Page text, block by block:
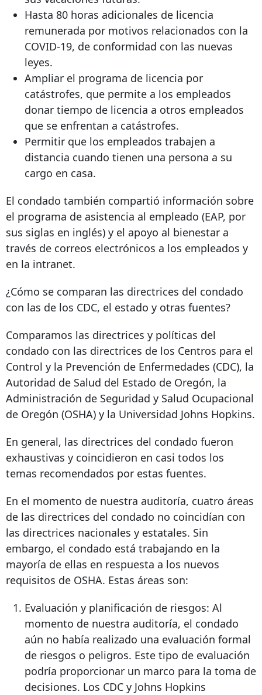
Hasta 80 horas adicionales de licencia
remunerada por motivos relacionados con la
COVID-19, de conformidad con las nuevas
leyes.
Ampliar el programa de licencia por
catástrofes, que permite a los empleados
donar tiempo de licencia a otros empleados
que se enfrentan a catástrofes.
Permitir que los empleados trabajen a
distancia cuando tienen una persona a su
cargo en casa.
El condado también compartió información sobre
el programa de asistencia al empleado (EAP, por
sus siglas en inglés) y el apoyo al bienestar a
través de correos electrónicos a los empleados y
en la intranet.
¿Cómo se comparan las directrices del condado
con las de los CDC, el estado y otras fuentes?
Comparamos las directrices y políticas del
condado con las directrices de los Centros para el
Control y la Prevención de Enfermedades (CDC), la
Autoridad de Salud del Estado de Oregón, la
Administración de Seguridad y Salud Ocupacional
de Oregón (OSHA) y la Universidad Johns Hopkins.
En general, las directrices del condado fueron
exhaustivas y coincidieron en casi todos los
temas recomendados por estas fuentes.
En el momento de nuestra auditoría, cuatro áreas
de las directrices del condado no coincidían con
las directrices nacionales y estatales. Sin
embargo, el condado está trabajando en la
mayoría de ellas en respuesta a los nuevos
requisitos de OSHA. Estas áreas son:
Evaluación y planificación de riesgos: Al
momento de nuestra auditoría, el condado
aún no había realizado una evaluación formal
de riesgos o peligros. Este tipo de evaluación
podría proporcionar un marco para la toma de
decisiones. Los CDC y Johns Hopkins